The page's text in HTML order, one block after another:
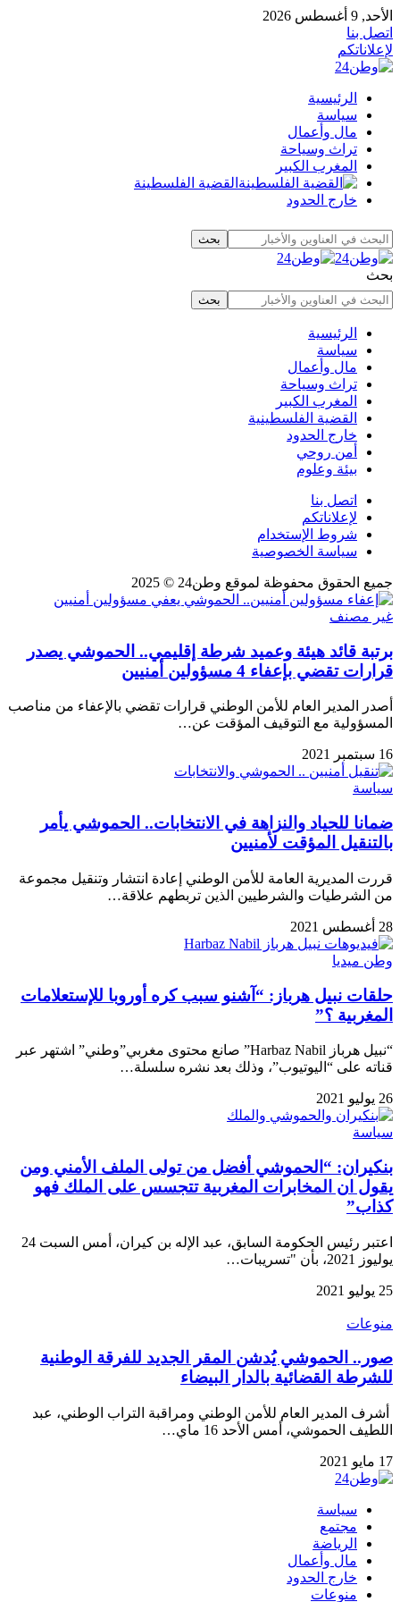
الأحد, 9 أغسطس 2026
اتصل بنا
لإعلاناتكم
الرئيسية
سياسة
مال وأعمال
تراث وسياحة
المغرب الكبير
القضية الفلسطينة
خارج الحدود
بحث
الرئيسية
سياسة
مال وأعمال
تراث وسياحة
المغرب الكبير
القضية الفلسطينية
خارج الحدود
أمن روحي
بيئة وعلوم
اتصل بنا
لإعلاناتكم
شروط الإستخدام
سياسة الخصوصية
جميع الحقوق محفوظة لموقع وطن24 © 2025
غير مصنف
برتبة قائد هيئة وعميد شرطة إقليمي.. الحموشي يصدر
قرارات تقضي بإعفاء 4 مسؤولين أمنيين
أصدر المدير العام للأمن الوطني قرارات تقضي بالإعفاء من مناصب
المسؤولية مع التوقيف المؤقت عن…
16 سبتمبر 2021
سياسة
ضمانا للحياد والنزاهة في الانتخابات.. الحموشي يأمر
بالتنقيل المؤقت لأمنيين
قررت المديرية العامة للأمن الوطني إعادة انتشار وتنقيل مجموعة
من الشرطيات والشرطيين الذين تربطهم علاقة…
28 أغسطس 2021
وطن ميديا
حلقات نبيل هرباز: “آشنو سبب كره أوروبا للإستعلامات
المغربية ؟”
“نبيل هرباز Harbaz Nabil” صانع محتوى مغربي”وطني” اشتهر عبر
قناته على “اليوتيوب”، وذلك بعد نشره سلسلة…
26 يوليو 2021
سياسة
بنكيران: “الحموشي أفضل من تولى الملف الأمني ومن
يقول ان المخابرات المغربية تتجسس على الملك فهو
كذاب”
اعتبر رئيس الحكومة السابق، عبد الإله بن كيران، أمس السبت 24
يوليوز 2021، بأن "تسريبات…
25 يوليو 2021
منوعات
صور.. الحموشي يُدشن المقر الجديد للفرقة الوطنية
للشرطة القضائية بالدار البيضاء
أشرف المدير العام للأمن الوطني ومراقبة التراب الوطني، عبد
اللطيف الحموشي، أمس الأحد 16 ماي…
17 مايو 2021
سياسة
مجتمع
الرياضة
مال وأعمال
خارج الحدود
منوعات